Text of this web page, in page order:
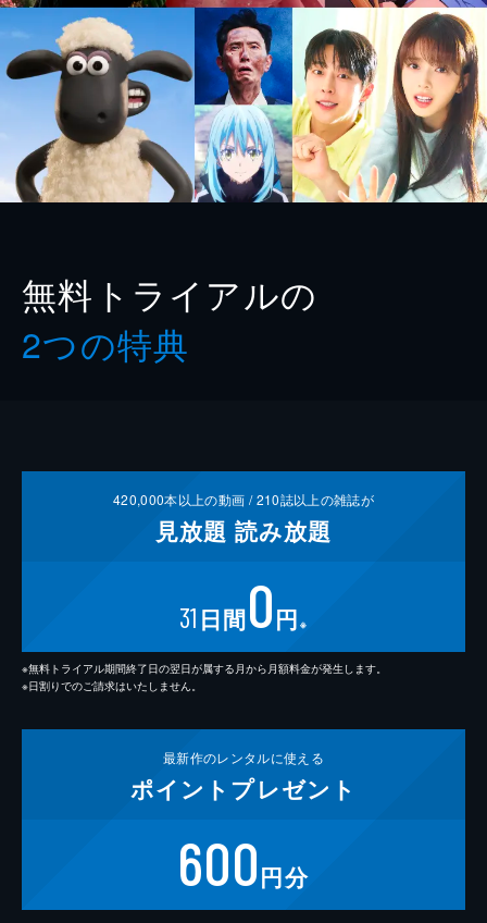
無料トライアルの
2つの特典
420,000本以上の動画 /210誌以上の雑誌が
見放題 読み放題
31 日間0円 ※
※無料トライアル期間終了日の翌日が属する月から月額料金が発生します。
※日割りでのご請求はいたしません。
最新作のレンタルに使える
ポイント プレゼント
600円分